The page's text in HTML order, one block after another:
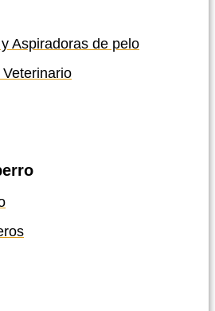
Aspiradoras de pelo